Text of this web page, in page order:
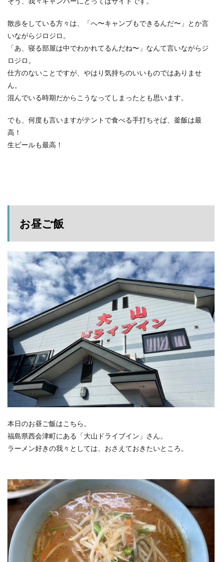
散歩をしている方々は、「へ〜キャンプもできるんだ〜」とか言
いながらジロジロ。
「あ、寝る部屋は中でわかれてるんだね〜」なんて言いながらジ
ロジロ。
仕方のないことですが、やはり気持ちのいいものではありませ
ん。
混んでいる時期だからこうなってしまったとも思います。
でも、何度も言いますがテントで食べる手打ちそば、釜飯は最
高！
生ビールも最高！
お昼ご飯
本日のお昼ご飯はこちら。
福島県西会津町にある「大山ドライブイン」さん。
ラーメン好きの我々としては、おさえておきたいところ。